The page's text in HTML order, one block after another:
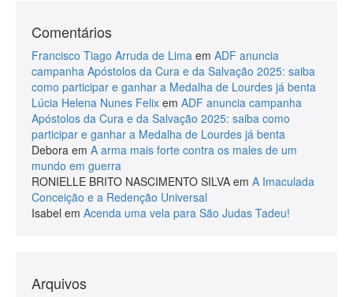
Comentários
Francisco Tiago Arruda de Lima em ADF anuncia
campanha Apóstolos da Cura e da Salvação 2025: saiba
como participar e ganhar a Medalha de Lourdes já benta
Lúcia Helena Nunes Felix em ADF anuncia campanha
Apóstolos da Cura e da Salvação 2025: saiba como
participar e ganhar a Medalha de Lourdes já benta
Debora em A arma mais forte contra os males de um
mundo em guerra
RONIELLE BRITO NASCIMENTO SILVA em A Imaculada
Conceição e a Redenção Universal
Isabel em Acenda uma vela para São Judas Tadeu!
Arquivos